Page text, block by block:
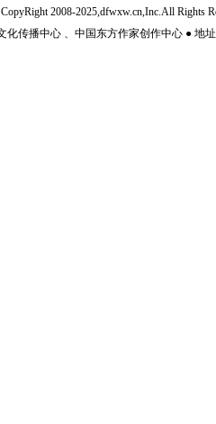
CopyRight 2008-2025,dfwxw.cn,Inc.All Rights
化传播中心 、中国东方作家创作中心 ● 地